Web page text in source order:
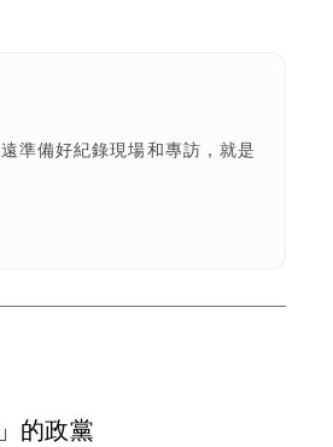
準備好紀錄現場和專訪，就是
的政黨